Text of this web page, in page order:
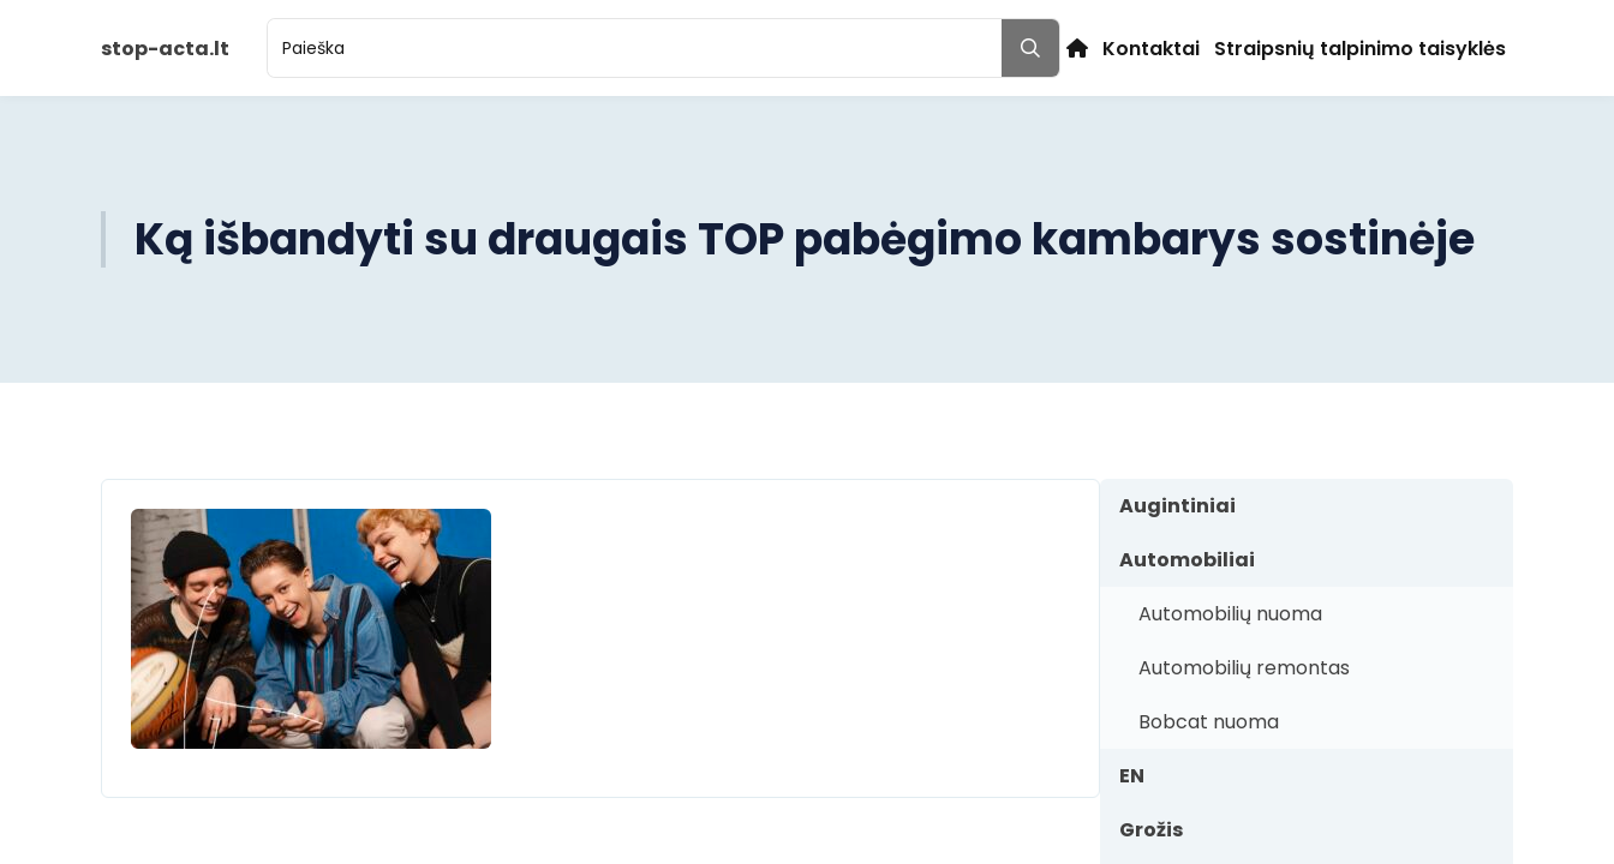
stop-acta.lt Kontaktai Straipsnių talpinimo taisyklės
Ką išbandyti su draugais TOP pabėgimo kambarys sostinėje
Augintiniai
Automobiliai
Automobilių nuoma
Automobilių remontas
Bobcat nuoma
EN
Grožis